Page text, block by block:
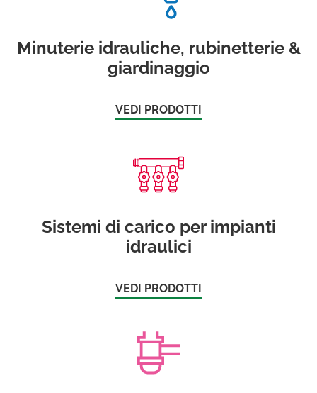
Minuterie idrauliche, rubinetterie &
giardinaggio
VEDI PRODOTTI
Sistemi di carico per impianti
idraulici
VEDI PRODOTTI